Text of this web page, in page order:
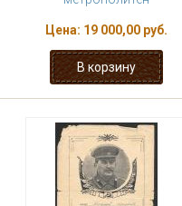
Цена: 19 000,00 руб.